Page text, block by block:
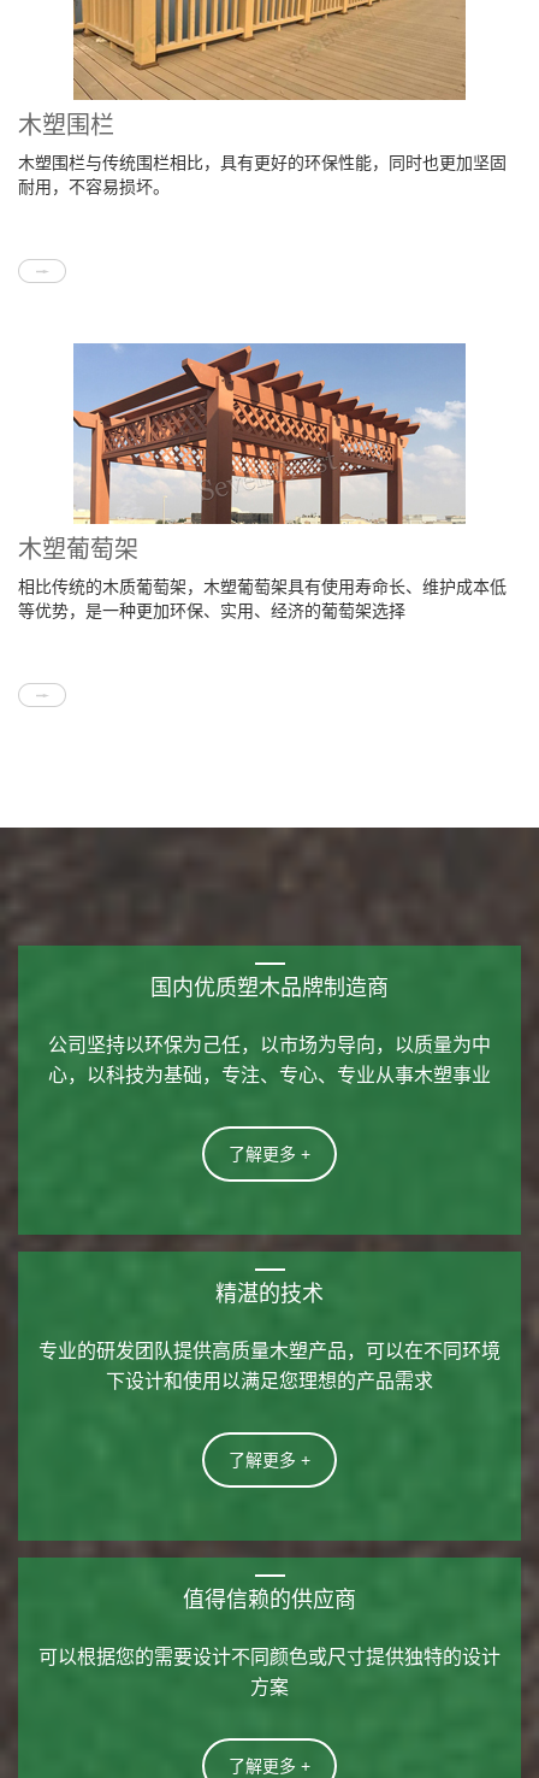
木塑围栏
木塑围栏与传统围栏相比，具有更好的环保性能，同时也更加坚固
耐用，不容易损坏。
木塑葡萄架
相比传统的木质葡萄架，木塑葡萄架具有使用寿命长、维护成本低
等优势，是一种更加环保、实用、经济的葡萄架选择
国内优质塑木品牌制造商
公司坚持以环保为己任，以市场为导向，以质量为中
心，以科技为基础，专注、专心、专业从事木塑事业
了解更多 +
精湛的技术
专业的研发团队提供高质量木塑产品，可以在不同环境
下设计和使用以满足您理想的产品需求
了解更多 +
值得信赖的供应商
可以根据您的需要设计不同颜色或尺寸提供独特的设计
方案
了解更多 +